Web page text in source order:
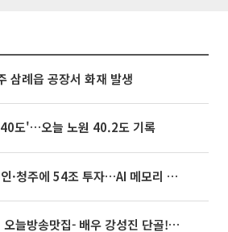
삼례읍 공장서 화재 발생
도'…오늘 노원 40.2도 기록
SK하이닉스, 용인·청주에 54조 투자…AI 메모리 생산기지 키운다
'2TV 생생정보' 오늘방송맛집- 배우 강성진 단골! 쌀국수ㆍ푸팟퐁 커리 맛집 '블○○○'